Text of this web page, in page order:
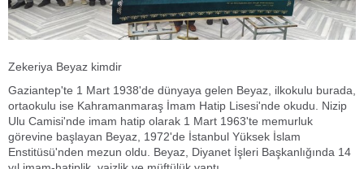
Zekeriya Beyaz kimdir
Gaziantep'te 1 Mart 1938'de dünyaya gelen Beyaz, ilkokulu burada,
ortaokulu ise Kahramanmaraş İmam Hatip Lisesi'nde okudu. Nizip
Ulu Camisi'nde imam hatip olarak 1 Mart 1963'te memurluk
görevine başlayan Beyaz, 1972'de İstanbul Yüksek İslam
Enstitüsü'nden mezun oldu. Beyaz, Diyanet İşleri Başkanlığında 14